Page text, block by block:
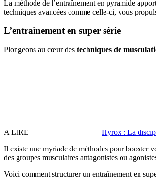
La méthode de l’entraînement en pyramide
techniques avancées comme celle-ci, vous
L’entraînement en super série
Plongeons au cœur des techniques de
A LIRE
Hyrox : La
Il existe une myriade de méthodes pour booster
des groupes musculaires antagonistes ou
Voici comment structurer un entraînement en